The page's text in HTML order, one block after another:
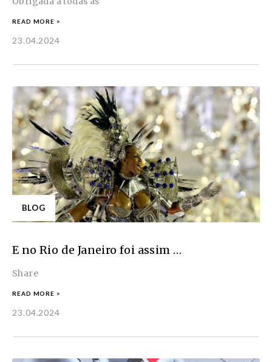
READ MORE >
23.04.2024
BLOG
E no Rio de Janeiro foi assim …
Share
READ MORE >
23.04.2024